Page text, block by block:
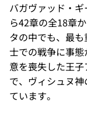
バガヴァッド・
ら42章の全18章
タの中でも、最
士での戦争に事
意を喪失した王
で、ヴィシュヌ
ています。